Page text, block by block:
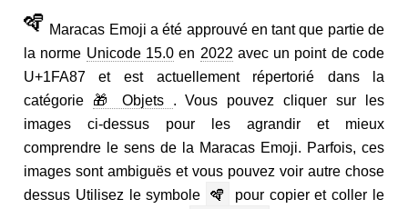
🪇 Maracas Emoji a été approuvé en tant que partie de
la norme Unicode 15.0en 2022 avec un point de code
U+1FA87 et est actuellement répertorié dans la
catégorie 🎁 Objets . Vous pouvez cliquer sur les
images ci-dessus pour les agrandir et mieux
comprendre le sens de la Maracas Emoji. Parfois, ces
images sont ambiguës et vous pouvez voir autre chose
dessus Utilisez le symbole
🪇
pour copier et coller le